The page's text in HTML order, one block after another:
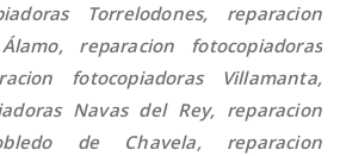
Torrelodones, reparacion
reparacion fotocopiadoras
fotocopiadoras Villamanta,
Navas del Rey, reparacion
de Chavela, reparacion